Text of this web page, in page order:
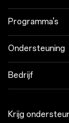
OnePlus Nord 5
Tablet
Hoesjes en
Voeding en kabels
Programma's
Koppel je OnePlus-
OnePlus-inruilen
Ondersteuning
Veelgestelde vragen
Reparatieservice
Bedrijf
Krijg